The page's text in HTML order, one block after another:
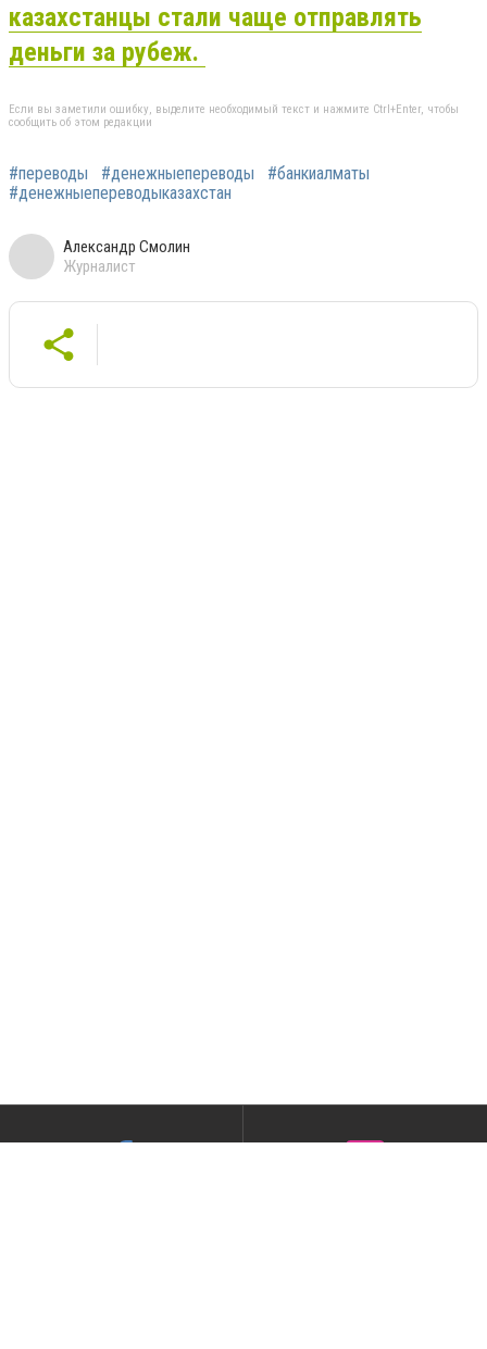
казахстанцы стали чаще отправлять
деньги за рубеж.
Если вы заметили ошибку, выделите необходимый текст и нажмите Ctrl+Enter, чтобы
сообщить об этом редакции
#переводы #денежныепереводы
#банкиалматы
#денежныепереводыказахстан
Александр Смолин
Журналист